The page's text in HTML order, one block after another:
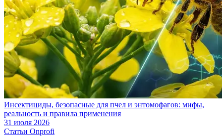
Инсектициды, безопасные для пчел и энтомофагов: мифы,
реальность и правила применения
31 июля 2026
Статьи Onprofi